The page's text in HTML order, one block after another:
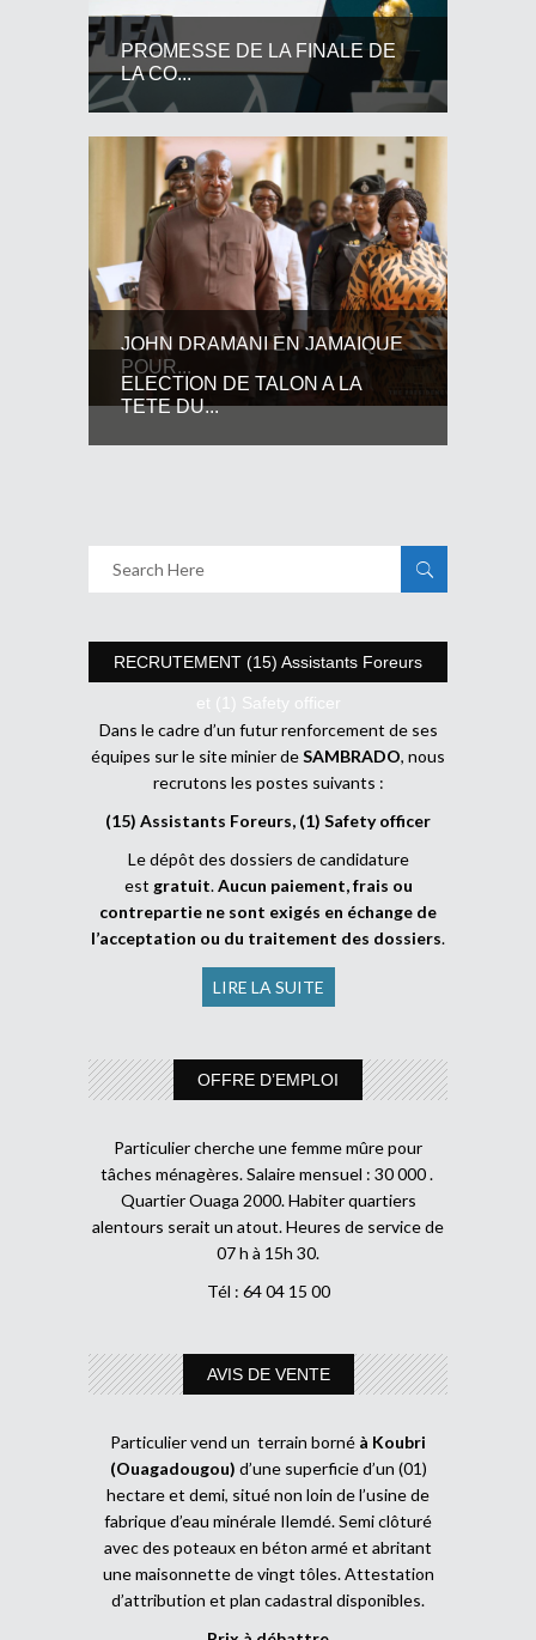
PROMESSE DE LA FINALE DE
LA CO...
JOHN DRAMANI EN JAMAIQUE
POUR...
ELECTION DE TALON A LA
TETE DU...
RECRUTEMENT (15) Assistants Foreurs
et (1) Safety officer
Dans le cadre d’un futur renforcement de ses
équipes sur le site minier deSAMBRADO, nous
recrutons les postes suivants :
(15) Assistants Foreurs, (1) Safety officer
Le dépôt des dossiers de candidature
est gratuit.Aucun paiement, frais ou
contrepartie ne sont exigés en échange de
l’acceptation ou du traitement des dossiers.
LIRE LA SUITE
OFFRE D’EMPLOI
Particulier cherche une femme mûre pour
tâches ménagères. Salaire mensuel : 30 000 .
Quartier Ouaga 2000. Habiter quartiers
alentours serait un atout. Heures de service de
07 h à 15h 30.
Tél : 64 04 15 00
AVIS DE VENTE
Particulier vend un terrain borné à Koubri
(Ouagadougou) d’une superficie d’un (01)
hectare et demi, situé non loin de l’usine de
fabrique d’eau minérale Ilemdé. Semi clôturé
avec des poteaux en béton armé et abritant
une maisonnette de vingt tôles. Attestation
d’attribution et plan cadastral disponibles.